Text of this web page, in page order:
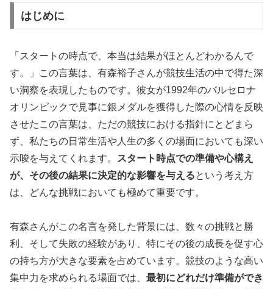
はじめに
「スタートの時点で、本当は結果がほとんどわかるんで
す。」この言葉は、有森裕子さんが競技生活の中で得た深
い洞察を表現したものです。彼女が1992年のバルセロナ
オリンピックで見事に銀メダルを獲得した際の心情を反映
させたこの言葉は、ただの競技における指針にとどまら
ず、私たちの日常生活や人生の多くの場面においても深い
示唆を与えてくれます。
スタート時点での準備や心構え
が、その後の結果に決定的な影響を与えるという考え方
は、どんな挑戦においても極めて重要です。
有森さんがこの名言を発した背景には、数々の挑戦と勝
利、そして失敗の経験があり、特にその後の成長を促す心
の持ち方が大きな要素を占めています。競技のような高い
集中力を求められる場面では、 最初にどれだけ準備ができ